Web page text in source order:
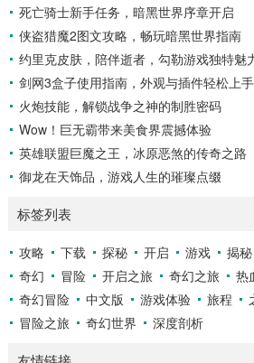
色的视力和反应能力,更需要大
死亡骑士新手任务，暗黑世界序章开启
侠盗猎魔2图文攻略，畅玩暗黑世界指南
约里克皮肤，陪伴逝者，勾勒游戏独特魅
剑网3盒子使用指南，外观与插件轻松上手
火炮技能，解锁战争之神的制胜密码
Wow！巨无霸带来美食界震撼体验
英雄联盟巨魔之王，冰原恶煞的传奇之路
御龙在天饰品，游戏人生的璀璨点缀
标签列表
攻略 下载 探秘 开启 游戏 揭秘
奇幻
冒险 开启之旅 奇幻之旅 热
奇幻冒险
中文版 游戏体验 旅程
冒险之旅
奇幻世界 深度剖析